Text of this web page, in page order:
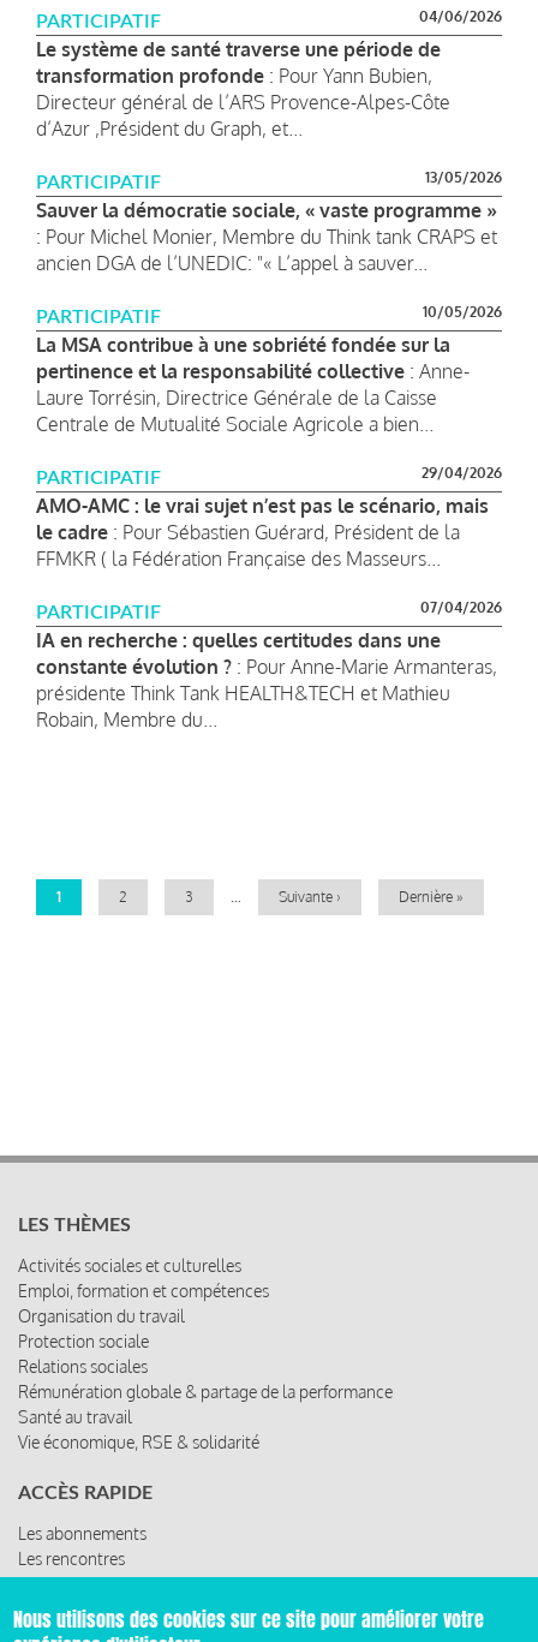
PARTICIPATIF 04/06/2026
Le système de santé traverse une période de
transformation profonde : Pour Yann Bubien,
Directeur général de l’ARS Provence-Alpes-Côte
d’Azur ,Président du Graph, et...
PARTICIPATIF 13/05/2026
Sauver la démocratie sociale, « vaste programme »
: Pour Michel Monier, Membre du Think tank CRAPS et
ancien DGA de l’UNEDIC: "« L’appel à sauver...
PARTICIPATIF 10/05/2026
La MSA contribue à une sobriété fondée sur la
pertinence et la responsabilité collective : Anne-
Laure Torrésin, Directrice Générale de la Caisse
Centrale de Mutualité Sociale Agricole a bien...
PARTICIPATIF 29/04/2026
AMO-AMC : le vrai sujet n’est pas le scénario, mais
le cadre : Pour Sébastien Guérard, Président de la
FFMKR ( la Fédération Française des Masseurs...
PARTICIPATIF 07/04/2026
IA en recherche : quelles certitudes dans une
constante évolution ? : Pour Anne-Marie Armanteras,
présidente Think Tank HEALTH&TECH et Mathieu
Robain, Membre du...
Page
1 Page
2 Page
3
Page
Suivante ›
Dernière
Dernière »
LES THÈMES
Activités sociales et culturelles
Emploi, formation et compétences
Organisation du travail
Protection sociale
Relations sociales
Rémunération globale & partage de la performance
Santé au travail
Vie économique, RSE & solidarité
ACCÈS RAPIDE
Les abonnements
Les rencontres
Les ressources
Nous utilisons des cookies sur ce site pour améliorer votre